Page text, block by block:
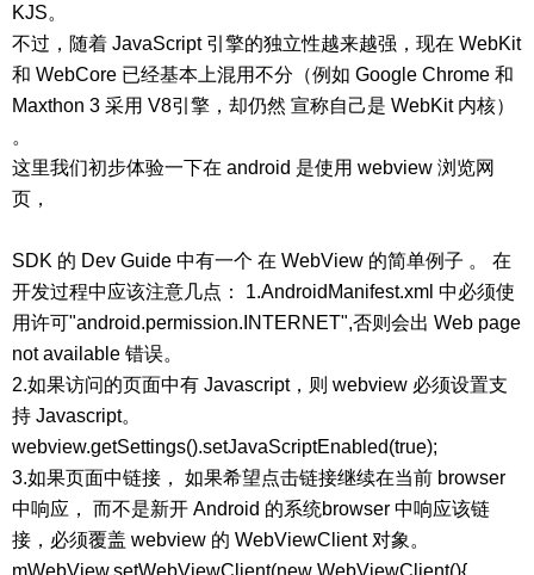
KJS。
不过，随着 JavaScript 引擎的独立性越来越强，现在 WebKit
和 WebCore 已经基本上混用不分（例如 Google Chrome 和
Maxthon 3 采用 V8引擎，却仍然 宣称自己是 WebKit 内核）
。
这里我们初步体验一下在 android 是使用 webview 浏览网
页，
SDK 的 Dev Guide 中有一个 在 WebView 的简单例子 。 在
开发过程中应该注意几点： 1.AndroidManifest.xml 中必须使
用许可"android.permission.INTERNET",否则会出 Web page
not available 错误。
2.如果访问的页面中有 Javascript，则 webview 必须设置支
持 Javascript。
webview.getSettings().setJavaScriptEnabled(true);
3.如果页面中链接， 如果希望点击链接继续在当前 browser
中响应， 而不是新开 Android 的系统browser 中响应该链
接，必须覆盖 webview 的 WebViewClient 对象。
mWebView.setWebViewClient(new WebViewClient(){